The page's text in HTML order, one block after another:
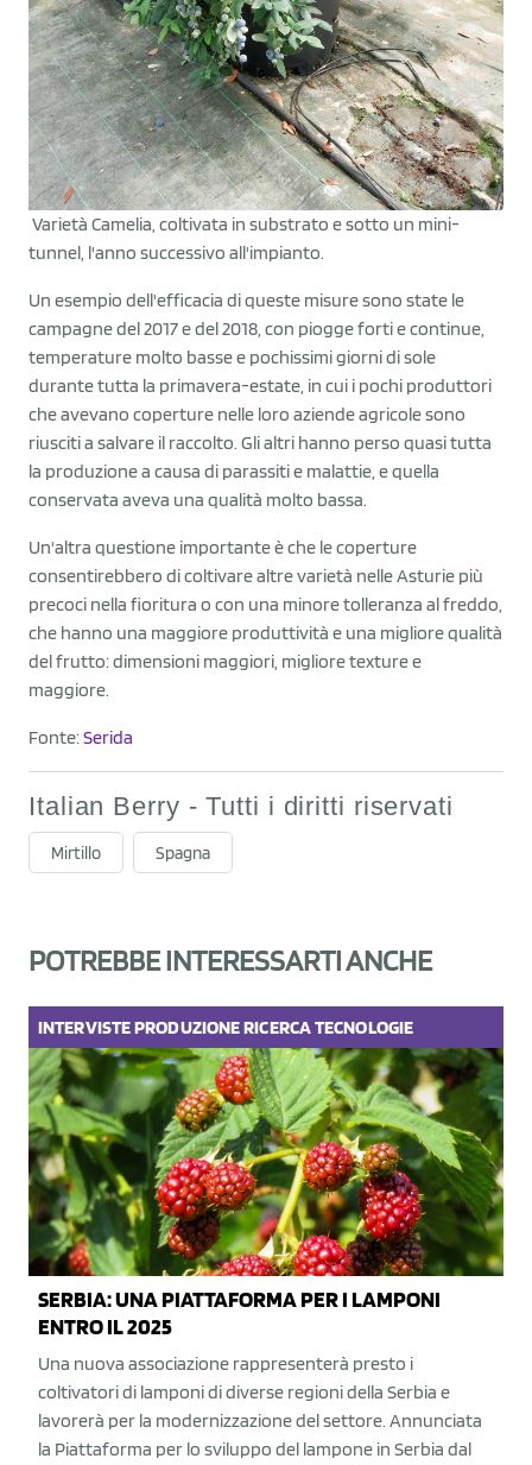
Varietà Camelia, coltivata in substrato e sotto un mini-
tunnel, l'anno successivo all'impianto.
Un esempio dell'efficacia di queste misure sono state le
campagne del 2017 e del 2018, con piogge forti e continue,
temperature molto basse e pochissimi giorni di sole
durante tutta la primavera-estate, in cui i pochi produttori
che avevano coperture nelle loro aziende agricole sono
riusciti a salvare il raccolto. Gli altri hanno perso quasi tutta
la produzione a causa di parassiti e malattie, e quella
conservata aveva una qualità molto bassa.
Un'altra questione importante è che le coperture
consentirebbero di coltivare altre varietà nelle Asturie più
precoci nella fioritura o con una minore tolleranza al freddo,
che hanno una maggiore produttività e una migliore qualità
del frutto: dimensioni maggiori, migliore texture e
maggiore.
Fonte:Serida
Italian Berry - Tutti i diritti riservati
Mirtillo Spagna
POTREBBE INTERESSARTI ANCHE
INTERVISTEPRODUZIONERICERCATECNOLOGIE
SERBIA: UNA PIATTAFORMA PER I LAMPONI
ENTRO IL 2025
Una nuova associazione rappresenterà presto i
coltivatori di lamponi di diverse regioni della Serbia e
lavorerà per la modernizzazione del settore. Annunciata
la Piattaforma per lo sviluppo del lampone in Serbia dal